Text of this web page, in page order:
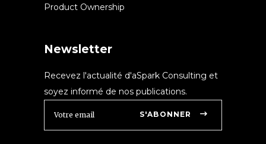
Product Ownership
Newsletter
Recevez l'actualité d'aSpark Consulting et
soyez informé de nos publications.
S'ABONNER